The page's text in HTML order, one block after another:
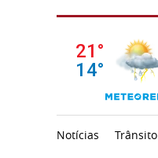
Notícias Trânsito